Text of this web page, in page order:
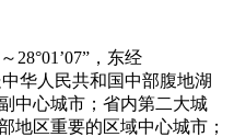
28°01’07”，东经
中华人民共和国中部腹地湖
中心城市；省内第二大城
地区重要的区域中心城市；